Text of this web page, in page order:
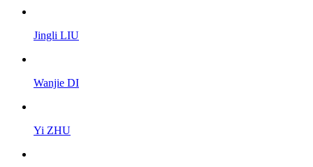
Jingli LIU
Wanjie DI
Yi ZHU